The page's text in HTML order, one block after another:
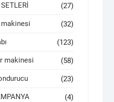
(27)
makinesi (32)
(123)
makinesi (58)
(23)
(4)